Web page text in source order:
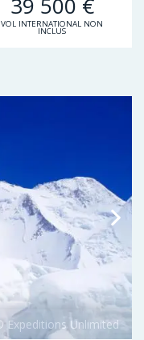
39 500 €
VOL INTERNATIONAL NON
INCLUS